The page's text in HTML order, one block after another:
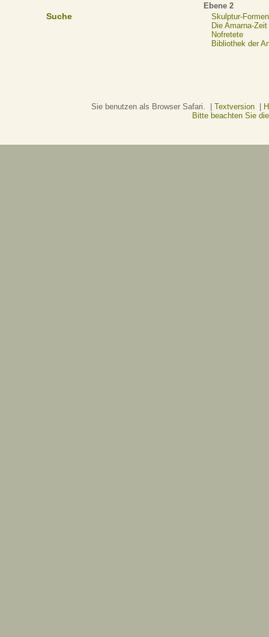
Suche
Ebene 2
Skulptur-Formen
Die Amarna-Zeit
Nofretete
Bibliothek der
Sie benutzen als Browser Safari. | Textversion|
Bitte beachten Sie